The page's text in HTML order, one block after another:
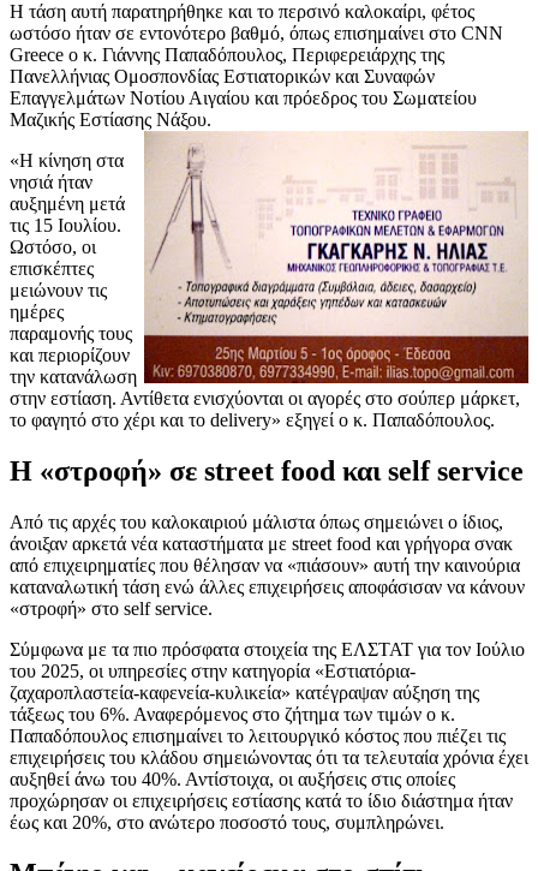
Η τάση αυτή παρατηρήθηκε και το περσινό καλοκαίρι, φέτος
ωστόσο ήταν σε εντονότερο βαθμό, όπως επισημαίνει στο CNN
Greece o κ. Γιάννης Παπαδόπουλος, Περιφερειάρχης της
Πανελλήνιας Ομοσπονδίας Εστιατορικών και Συναφών
Επαγγελμάτων Νοτίου Αιγαίου και πρόεδρος του Σωματείου
Μαζικής Εστίασης Νάξου.
«Η κίνηση στα
νησιά ήταν
αυξημένη μετά
τις 15 Ιουλίου.
Ωστόσο, οι
επισκέπτες
μειώνουν τις
ημέρες
παραμονής τους
και περιορίζουν
την κατανάλωση
στην εστίαση. Αντίθετα ενισχύονται οι αγορές στο σούπερ μάρκετ,
το φαγητό στο χέρι και το delivery» εξηγεί ο κ. Παπαδόπουλος.
Η «στροφή» σε street food και self service
Από τις αρχές του καλοκαιριού μάλιστα όπως σημειώνει ο ίδιος,
άνοιξαν αρκετά νέα καταστήματα με street food και γρήγορα σνακ
από επιχειρηματίες που θέλησαν να «πιάσουν» αυτή την καινούρια
καταναλωτική τάση ενώ άλλες επιχειρήσεις αποφάσισαν να κάνουν
«στροφή» στο self service.
Σύμφωνα με τα πιο πρόσφατα στοιχεία της ΕΛΣΤΑΤ για τον Ιούλιο
του 2025, οι υπηρεσίες στην κατηγορία «Εστιατόρια-
ζαχαροπλαστεία-καφενεία-κυλικεία» κατέγραψαν αύξηση της
τάξεως του 6%. Αναφερόμενος στο ζήτημα των τιμών ο κ.
Παπαδόπουλος επισημαίνει το λειτουργικό κόστος που πιέζει τις
επιχειρήσεις του κλάδου σημειώνοντας ότι τα τελευταία χρόνια έχει
αυξηθεί άνω του 40%. Αντίστοιχα, οι αυξήσεις στις οποίες
προχώρησαν οι επιχειρήσεις εστίασης κατά το ίδιο διάστημα ήταν
έως και 20%, στο ανώτερο ποσοστό τους, συμπληρώνει.